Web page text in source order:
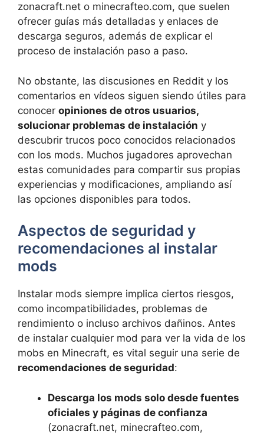
zonacraft.net o minecrafteo.com, que suelen
ofrecer guías más detalladas y enlaces de
descarga seguros, además de explicar el
proceso de instalación paso a paso.
No obstante, las discusiones en Reddit y los
comentarios en vídeos siguen siendo útiles para
conocer opiniones de otros usuarios,
solucionar problemas de instalación y
descubrir trucos poco conocidos relacionados
con los mods. Muchos jugadores aprovechan
estas comunidades para compartir sus propias
experiencias y modificaciones, ampliando así
las opciones disponibles para todos.
Aspectos de seguridad y
recomendaciones al instalar
mods
Instalar mods siempre implica ciertos riesgos,
como incompatibilidades, problemas de
rendimiento o incluso archivos dañinos. Antes
de instalar cualquier mod para ver la vida de los
mobs en Minecraft, es vital seguir una serie de
recomendaciones de seguridad:
Descarga los mods solo desde fuentes
oficiales y páginas de confianza
(zonacraft.net, minecrafteo.com,